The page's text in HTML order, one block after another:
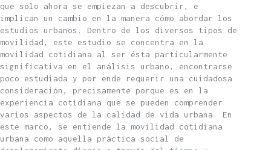
que sólo ahora se empiezan a descubrir, e
implican un cambio en la manera cómo abordar los
estudios urbanos. Dentro de los diversos tipos de
movilidad, este estudio se concentra en la
movilidad cotidiana al ser ésta particularmente
significativa en el análisis urbano, encontrarse
poco estudiada y por ende requerir una cuidadosa
consideración, precisamente porque es en la
experiencia cotidiana que se pueden comprender
varios aspectos de la calidad de vida urbana. En
este marco, se entiende la movilidad cotidiana
urbana como aquella práctica social de